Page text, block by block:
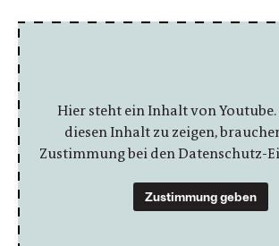
Hier steht ein Inhalt von
diesen Inhalt zu zeigen,
Zustimmung bei den Datenschutz-
Zustimmung geben